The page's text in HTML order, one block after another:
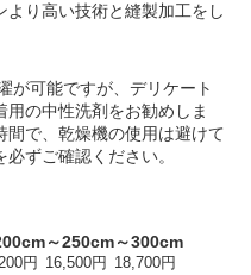
より高い技術と縫製加工をし
が可能ですが、デリケート
の中性洗剤をお勧めしま
で、乾燥機の使用は避けて
ずご確認ください。
～250cm～300cm
円 16,500円 18,700円